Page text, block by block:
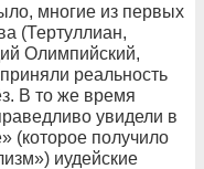
многие из первых
(Тертуллиан,
Олимпийский,
реальность
В то же время
увидели в
(которое получило
иудейские